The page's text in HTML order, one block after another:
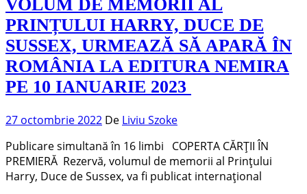
VOLUM DE MEMORII AL
PRINȚULUI HARRY, DUCE DE
SUSSEX, URMEAZĂ SĂ APARĂ ÎN
ROMÂNIA LA EDITURA NEMIRA
PE 10 IANUARIE 2023
27 octombrie 2022 De Liviu Szoke
Publicare simultană în 16 limbi COPERTA CĂRȚII ÎN
PREMIERĂ Rezervă, volumul de memorii al Prințului
Harry, Duce de Sussex, va fi publicat internațional